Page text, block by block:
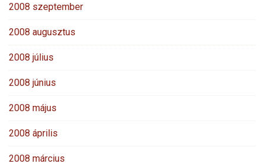
2008 szeptember
2008 augusztus
2008 július
2008 június
2008 május
2008 április
2008 március